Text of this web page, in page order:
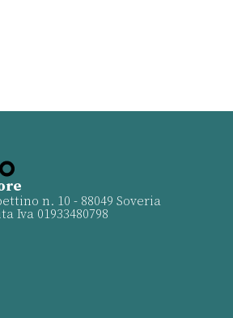
n. 10 - 88049 Soveria
Iva 01933480798